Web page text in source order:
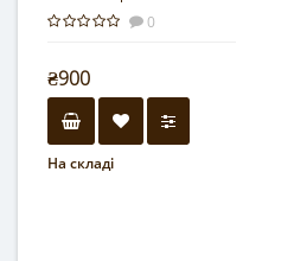
0
₴900
На складі